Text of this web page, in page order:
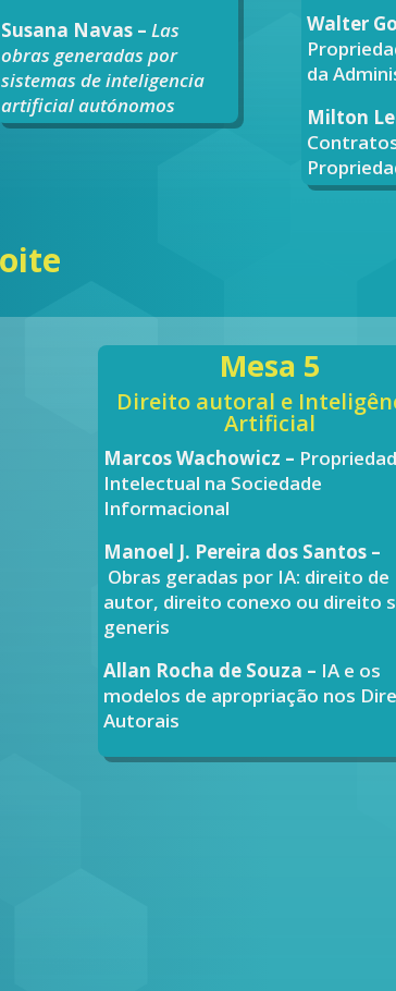
Susana Navas –Las
obras generadas por
sistemas de inteligencia
artificial autónomos
Walter
da
Milton
Mesa 5
Direito autoral e
Artificial
Marcos Wachowicz –
Intelectual na Sociedade
Informacional
Manoel J. Pereira dos Santos –
Obras geradas por IA: direito de
autor, direito conexo ou direito
generis
Allan Rocha de Souza – IA e os
modelos de apropriação nos
Autorais